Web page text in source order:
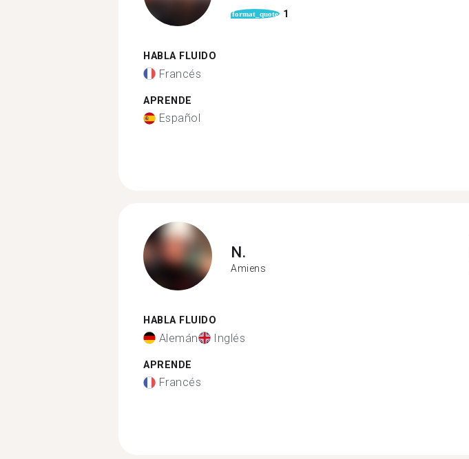
format_quote 1
HABLA FLUIDO
Francés
APRENDE
Español
N.
Amiens
HABLA FLUIDO
Alemán Inglés
APRENDE
Francés